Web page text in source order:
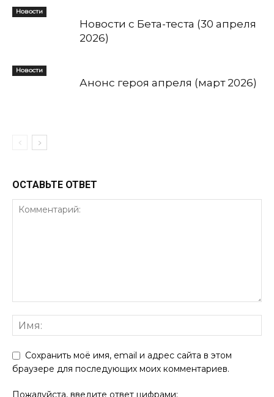
Новости
Новости с Бета-теста (30 апреля
2026)
Новости
Анонс героя апреля (март 2026)
ОСТАВЬТЕ ОТВЕТ
Сохранить моё имя, email и адрес сайта в этом
браузере для последующих моих комментариев.
Пожалуйста, введите ответ цифрами: